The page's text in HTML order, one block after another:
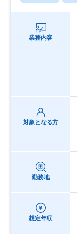
業務内容
対象となる方
勤務地
想定年収